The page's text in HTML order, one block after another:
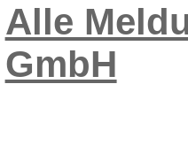
Alle
GmbH